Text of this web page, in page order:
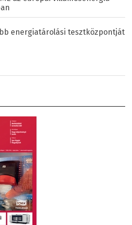
energiatárolási tesztközpontját